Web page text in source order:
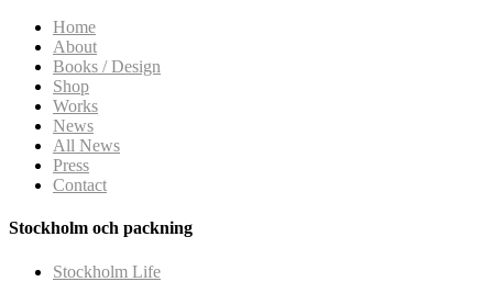
Home
About
Books / Design
Shop
Works
News
All News
Press
Contact
Stockholm och packning
Stockholm Life